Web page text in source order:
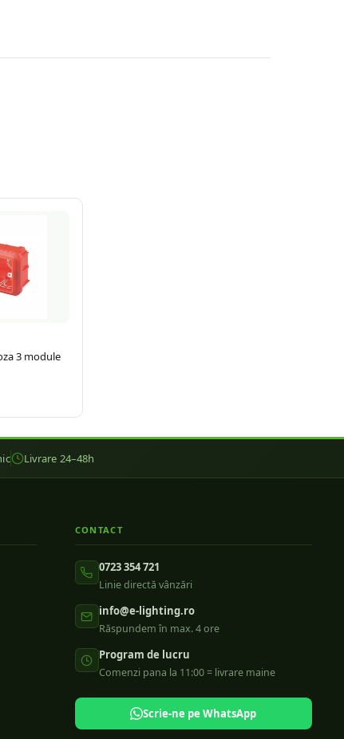
3 module
Livrare 24–48h
CONTACT
0723 354 721
Linie directă vânzări
info@e-lighting.ro
Răspundem în max. 4 ore
Program de lucru
Comenzi pana la 11:00 = livrare maine
Scrie-ne pe WhatsApp